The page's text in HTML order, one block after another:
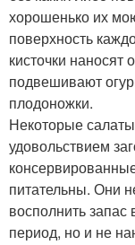
хорошенько их
поверхность
кисточки наносят
подвешивают
плодоножки.
Некоторые
удовольствием
питательны. Они
восполнить
период, но и не